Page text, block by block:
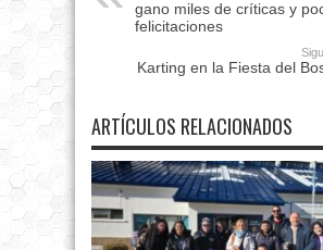
gano miles de críticas y
felicitaciones
Karting en la Fiesta del
ARTÍCULOS RELACIONADOS